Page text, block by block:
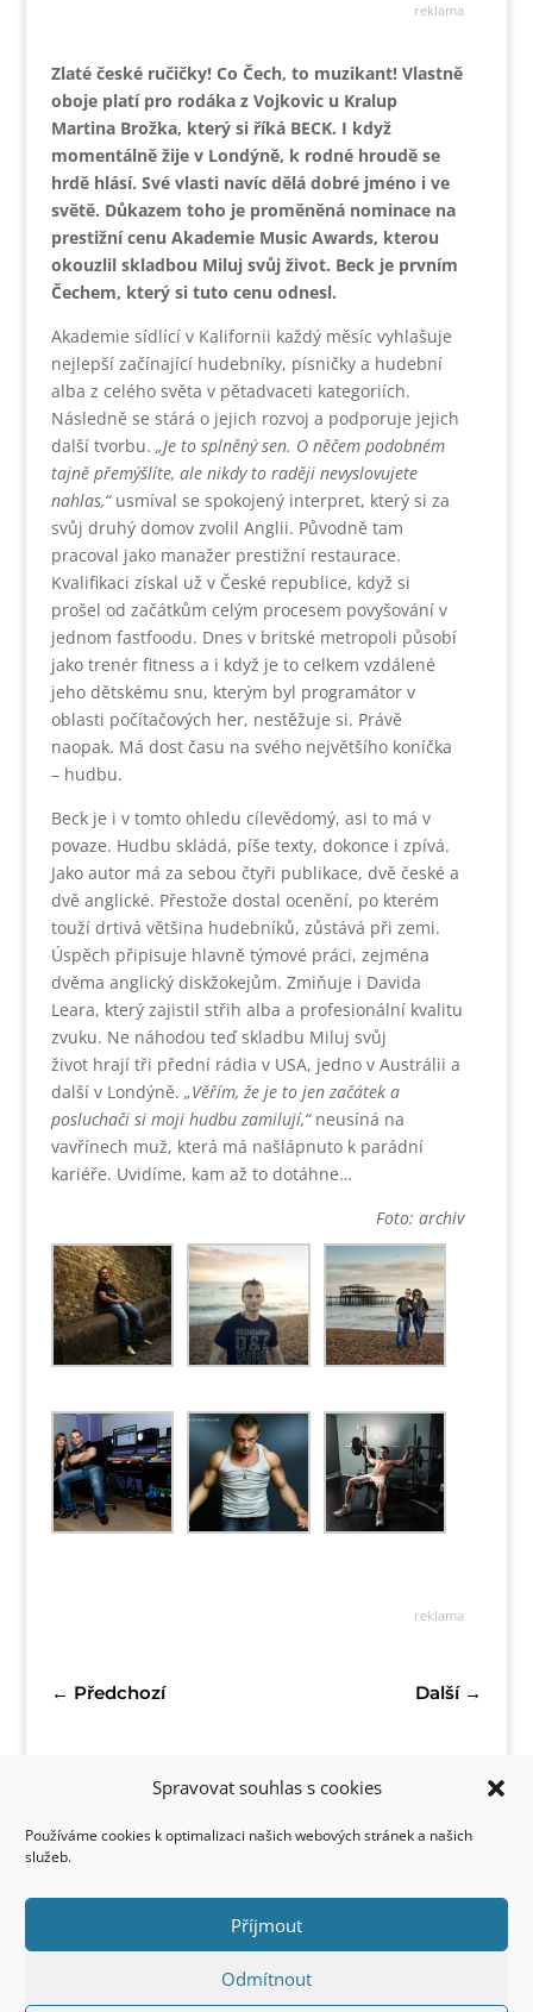
Spravovat souhlas s cookies
Používáme cookies k optimalizaci našich webových stránek a našich
služeb.
Příjmout
Odmítnout
reklama
Zlaté české ručičky! Co Čech, to muzikant! Vlastně
oboje platí pro rodáka z Vojkovic u Kralup
Martina Brožka, který si říká BECK. I když
momentálně žije v Londýně, k rodné hroudě se
hrdě hlásí. Své vlasti navíc dělá dobré jméno i ve
světě. Důkazem toho je proměněná nominace na
prestižní cenu Akademie Music Awards, kterou
okouzlil skladbou Miluj svůj život. Beck je prvním
Čechem, který si tuto cenu odnesl.
Akademie sídlící v Kalifornii každý měsíc vyhlašuje
nejlepší začínající hudebníky, písničky a hudební
alba z celého světa v pětadvaceti kategoriích.
Následně se stárá o jejich rozvoj a podporuje jejich
další tvorbu. „Je to splněný sen. O něčem podobném
tajně přemýšlíte, ale nikdy to raději nevyslovujete
nahlas,“usmíval se spokojený interpret, který si za
svůj druhý domov zvolil Anglii. Původně tam
pracoval jako manažer prestižní restaurace.
Kvalifikaci získal už v České republice, když si
prošel od začátkům celým procesem povyšování v
jednom fastfoodu. Dnes v britské metropoli působí
jako trenér fitness a i když je to celkem vzdálené
jeho dětskému snu, kterým byl programátor v
oblasti počítačových her, nestěžuje si. Právě
naopak. Má dost času na svého největšího koníčka
– hudbu.
Beck je i v tomto ohledu cílevědomý, asi to má v
povaze. Hudbu skládá, píše texty, dokonce i zpívá.
Jako autor má za sebou čtyři publikace, dvě české a
dvě anglické. Přestože dostal ocenění, po kterém
touží drtivá většina hudebníků, zůstává při zemi.
Úspěch připisuje hlavně týmové práci, zejména
dvěma anglický diskžokejům. Zmiňuje i Davida
Leara, který zajistil střih alba a profesionální kvalitu
zvuku. Ne náhodou teď skladbu Miluj svůj
život hrají tři přední rádia v USA, jedno v Austrálii a
další v Londýně. „Věřím, že je to jen začátek a
posluchači si moji hudbu zamilují,“neusíná na
vavřínech muž, která má našlápnuto k parádní
kariéře. Uvidíme, kam až to dotáhne…
Foto: archiv
reklama
← Předchozí Další→
Kontakt